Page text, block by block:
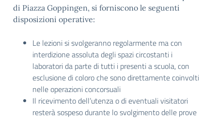
di Piazza Goppingen, si forniscono le seguenti
disposizioni operative:
Le lezioni si svolgeranno regolarmente ma con
interdizione assoluta degli spazi circostanti i
laboratori da parte di tutti i presenti a scuola, con
esclusione di coloro che sono direttamente coinvolti
nelle operazioni concorsuali
Il ricevimento dell’utenza o di eventuali visitatori
resterà sospeso durante lo svolgimento delle prove